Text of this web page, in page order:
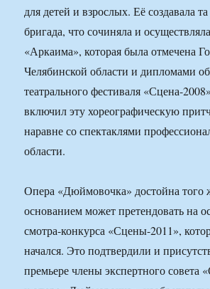
для детей и взрослых. Её создавала
бригада, что сочиняла и
«Аркаима», которая была отмечена
Челябинской области и дипломами
театрального фестиваля «Сцена-
включил эту хореографическую
наравне со спектаклями
области.
Опера «Дюймовочка» достойна
основанием может претендовать на
смотра-конкурса «Сцены-2011»,
начался. Это подтвердили и
премьере члены экспертного